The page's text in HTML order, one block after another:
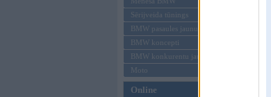
Sērijveida tūnings
BMW pasaules jaunumi
BMW koncepti
BMW konkurentu jaunumi
Moto
Online
Īsāk